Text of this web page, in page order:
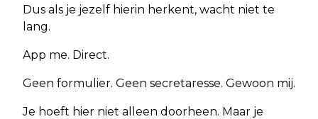
Dus als je jezelf hierin herkent, wacht niet te
lang.
App me. Direct.
Geen formulier. Geen secretaresse. Gewoon mij.
Je hoeft hier niet alleen doorheen. Maar je